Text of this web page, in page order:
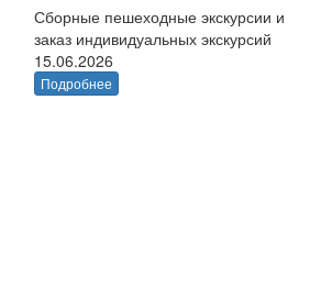
Сборные пешеходные экскурсии и
заказ индивидуальных экскурсий
15.06.2026
Подробнее